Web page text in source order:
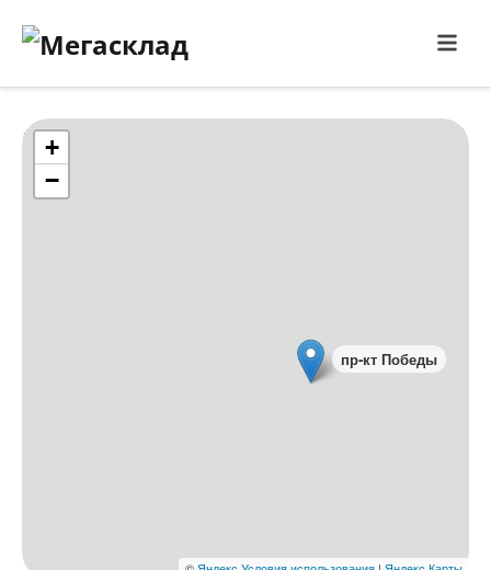
Make this Notebook Trusted to load map: File -> Trust
Notebook